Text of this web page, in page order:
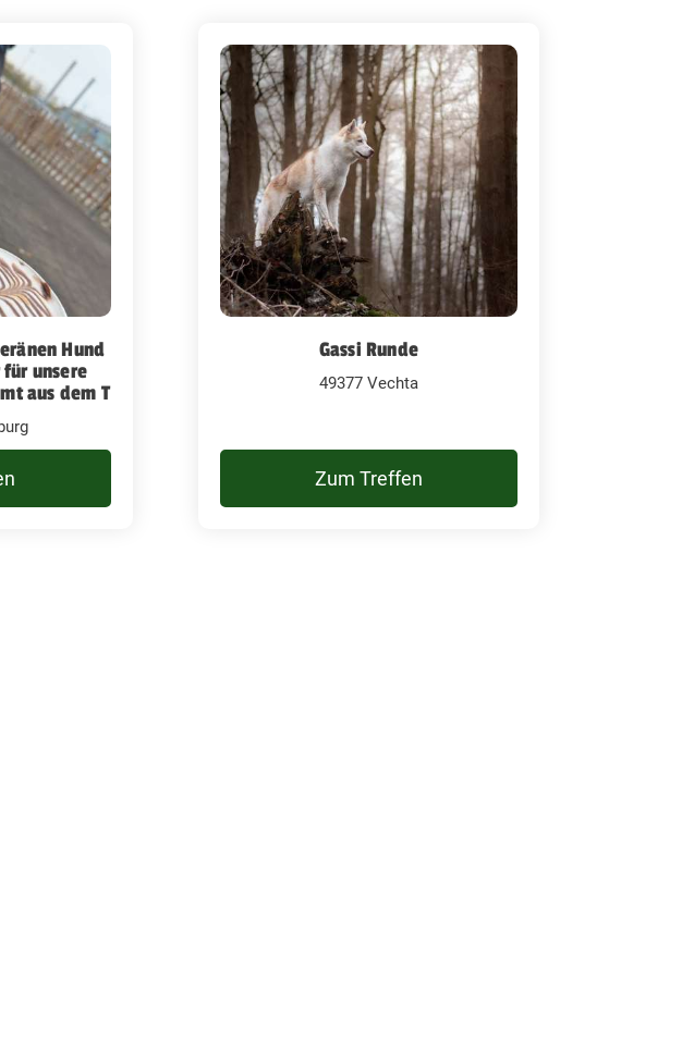
Hund
unsere
aus dem T
Gassi Runde
49377 Vechta
Zum Treffen